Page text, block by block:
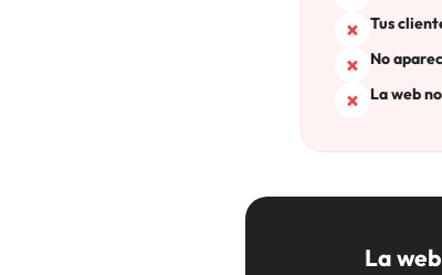
Tus
No
La web
La